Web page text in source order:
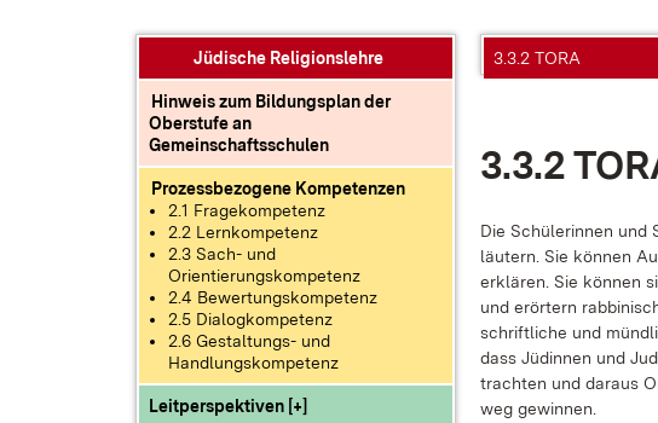
Jüdische Religionslehre
Hinweis zum Bildungsplan der
Oberstufe an
Gemeinschaftsschulen
Prozessbezogene Kompetenzen
2.1 Fragekompetenz
2.2 Lernkompetenz
2.3 Sach- und
Orientierungskompetenz
2.4 Bewertungskompetenz
2.5 Dialogkompetenz
2.6 Gestaltungs- und
Handlungskompetenz
Leitperspektiven [+]
3.3.2 TORA
3.3.2
Die Schü­le­rin­nen und
läu­tern. Sie kön­nen
er­klä­ren. Sie kön­nen
und er­ör­tern
schrift­li­che und
dass Jü­din­nen und
trach­ten und dar­aus
weg ge­win­nen.